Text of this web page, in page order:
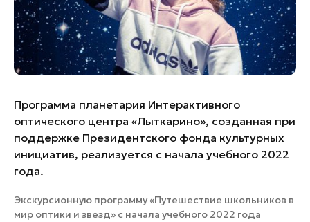
Войти
Инвесторам
природные территории
Программа планетария Интерактивного
оптического центра «Лыткарино», созданная при
поддержке Президентского фонда культурных
инициатив, реализуется с начала учебного 2022
года.
Экскурсионную программу «Путешествие школьников в
мир оптики и звезд» с начала учебного 2022 года